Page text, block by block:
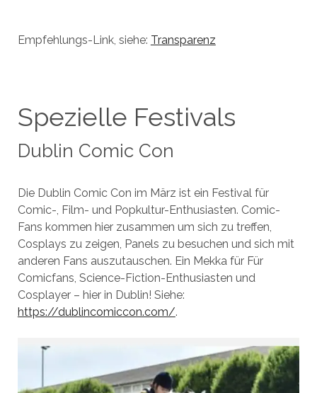
Empfehlungs-Link, siehe: Transparenz
Spezielle Festivals
Dublin Comic Con
Die Dublin Comic Con im März ist ein Festival für
Comic-, Film- und Popkultur-Enthusiasten. Comic-
Fans kommen hier zusammen um sich zu treffen,
Cosplays zu zeigen, Panels zu besuchen und sich mit
anderen Fans auszutauschen. Ein Mekka für Für
Comicfans, Science-Fiction-Enthusiasten und
Cosplayer – hier in Dublin! Siehe:
https://dublincomiccon.com/.